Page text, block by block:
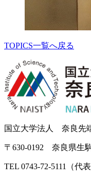
TOPICS一覧へ戻る
国立大学法人 奈良先
〒630-0192 奈良県生
TEL 0743-72-5111（代表